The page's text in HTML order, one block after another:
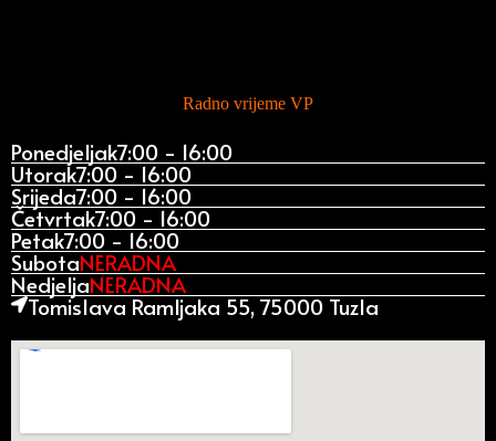
Radno vrijeme VP
Ponedjeljak7:00 - 16:00
Utorak7:00 - 16:00
Srijeda7:00 - 16:00
Četvrtak7:00 - 16:00
Petak7:00 - 16:00
SubotaNERADNA
NedjeljaNERADNA
Tomislava Ramljaka 55, 75000 Tuzla